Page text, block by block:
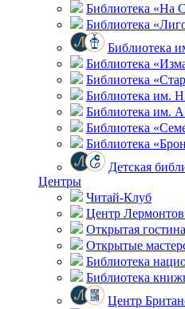
Библиотека «На
Библиотека
Библиотека
Библиотека
Библиотека
Библиотека им.
Библиотека им.
Библиотека
Библиотека
Детская
Центры
Читай-Клуб
Центр
Открытая
Открытые
Библиотека
Библиотека
Центр